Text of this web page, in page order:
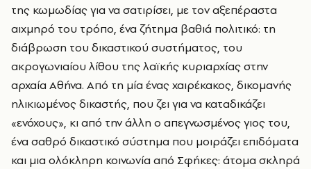
της κωμωδίας για να σατιρίσει, με τον αξεπέραστα
αιχμηρό του τρόπο, ένα ζήτημα βαθιά πολιτικό: τη
διάβρωση του δικαστικού συστήματος, του
ακρογωνιαίου λίθου της λαϊκής κυριαρχίας στην
αρχαία Αθήνα. Από τη μία ένας χαιρέκακος, δικομανής
ηλικιωμένος δικαστής, που ζει για να καταδικάζει
«ενόχους», κι από την άλλη ο απεγνωσμένος γιος του,
ένα σαθρό δικαστικό σύστημα που μοιράζει επιδόματα
και μια ολόκληρη κοινωνία από Σφήκες: άτομα σκληρά